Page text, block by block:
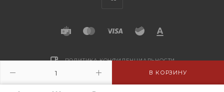
В КОРЗИНУ
ПОЛИТИКА КОНФИДЕНЦИАЛЬНОСТИ